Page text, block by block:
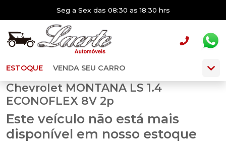
Seg a Sex das 08:30 as 18:30 hrs
ESTOQUE VENDA SEU CARRO
Chevrolet MONTANA LS 1.4
ECONOFLEX 8V 2p
Este veículo não está mais
disponível em nosso estoque